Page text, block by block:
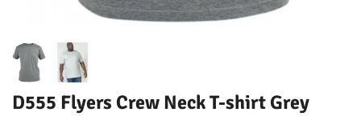
D555 Flyers Crew Neck T-shirt Grey